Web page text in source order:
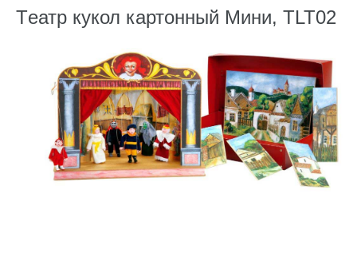
Tеатр кукол картонный Мини, TLT02